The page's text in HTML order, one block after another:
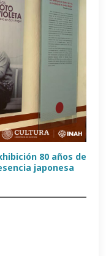
80 años de
japonesa